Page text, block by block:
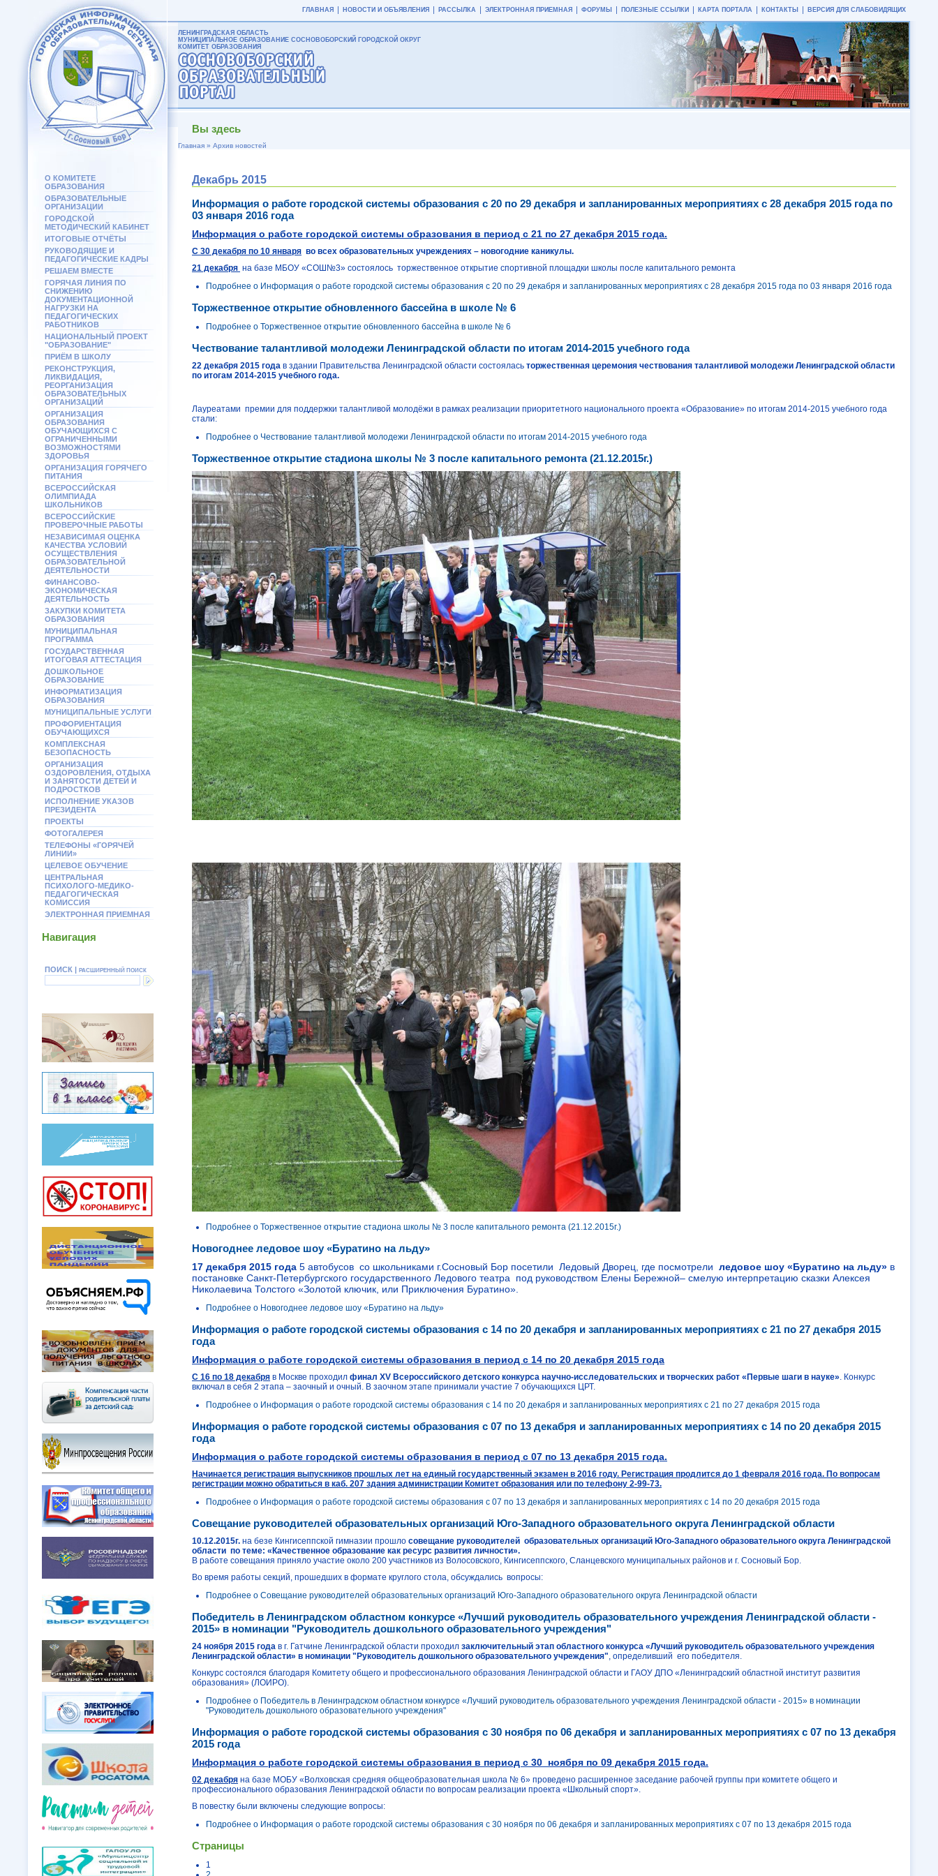
О КОМИТЕТЕ
ОБРАЗОВАНИЯ
ОБРАЗОВАТЕЛЬНЫЕ
ОРГАНИЗАЦИИ
ГОРОДСКОЙ
МЕТОДИЧЕСКИЙ КАБИНЕТ
ИТОГОВЫЕ ОТЧЁТЫ
РУКОВОДЯЩИЕ И
ПЕДАГОГИЧЕСКИЕ КАДРЫ
РЕШАЕМ ВМЕСТЕ
ГОРЯЧАЯ ЛИНИЯ ПО
СНИЖЕНИЮ
ДОКУМЕНТАЦИОННОЙ
НАГРУЗКИ НА
ПЕДАГОГИЧЕСКИХ
РАБОТНИКОВ
НАЦИОНАЛЬНЫЙ ПРОЕКТ
"ОБРАЗОВАНИЕ"
ПРИЁМ В ШКОЛУ
РЕКОНСТРУКЦИЯ,
ЛИКВИДАЦИЯ,
РЕОРГАНИЗАЦИЯ
ОБРАЗОВАТЕЛЬНЫХ
ОРГАНИЗАЦИЙ
ОРГАНИЗАЦИЯ
ОБРАЗОВАНИЯ
ОБУЧАЮЩИХСЯ С
ОГРАНИЧЕННЫМИ
ВОЗМОЖНОСТЯМИ
ЗДОРОВЬЯ
ОРГАНИЗАЦИЯ ГОРЯЧЕГО
ПИТАНИЯ
ВСЕРОССИЙСКАЯ
ОЛИМПИАДА
ШКОЛЬНИКОВ
ВСЕРОССИЙСКИЕ
ПРОВЕРОЧНЫЕ РАБОТЫ
НЕЗАВИСИМАЯ ОЦЕНКА
КАЧЕСТВА УСЛОВИЙ
ОСУЩЕСТВЛЕНИЯ
ОБРАЗОВАТЕЛЬНОЙ
ДЕЯТЕЛЬНОСТИ
ФИНАНСОВО-
ЭКОНОМИЧЕСКАЯ
ДЕЯТЕЛЬНОСТЬ
ЗАКУПКИ КОМИТЕТА
ОБРАЗОВАНИЯ
МУНИЦИПАЛЬНАЯ
ПРОГРАММА
ГОСУДАРСТВЕННАЯ
ИТОГОВАЯ АТТЕСТАЦИЯ
ДОШКОЛЬНОЕ
ОБРАЗОВАНИЕ
ИНФОРМАТИЗАЦИЯ
ОБРАЗОВАНИЯ
МУНИЦИПАЛЬНЫЕ УСЛУГИ
ПРОФОРИЕНТАЦИЯ
ОБУЧАЮЩИХСЯ
КОМПЛЕКСНАЯ
БЕЗОПАСНОСТЬ
ОРГАНИЗАЦИЯ
ОЗДОРОВЛЕНИЯ, ОТДЫХА
И ЗАНЯТОСТИ ДЕТЕЙ И
ПОДРОСТКОВ
ИСПОЛНЕНИЕ УКАЗОВ
ПРЕЗИДЕНТА
ПРОЕКТЫ
ФОТОГАЛЕРЕЯ
ТЕЛЕФОНЫ «ГОРЯЧЕЙ
ЛИНИИ»
ЦЕЛЕВОЕ ОБУЧЕНИЕ
ЦЕНТРАЛЬНАЯ
ПСИХОЛОГО-МЕДИКО-
ПЕДАГОГИЧЕСКАЯ
КОМИССИЯ
ЭЛЕКТРОННАЯ ПРИЕМНАЯ
Навигация
ПОИСК | РАСШИРЕННЫЙ ПОИСК
ГЛАВНАЯ НОВОСТИ И ОБЪЯВЛЕНИЯ РАССЫЛКА ЭЛЕКТРОННАЯ ПРИЕМНАЯ ФОРУМЫ ПОЛЕЗНЫЕ ССЫЛКИ КАРТА ПОРТАЛА КОНТАКТЫ ВЕРСИЯ ДЛЯ СЛАБОВИДЯЩИХ
ЛЕНИНГРАДСКАЯ ОБЛАСТЬ
МУНИЦИПАЛЬНОЕ ОБРАЗОВАНИЕ СОСНОВОБОРСКИЙ ГОРОДСКОЙ ОКРУГ
КОМИТЕТ ОБРАЗОВАНИЯ
Вы здесь
Главная » Архив новостей
Декабрь 2015
Информация о работе городской системы образования с 20 по 29 декабря и запланированных мероприятиях с 28 декабря 2015 года по
03 января 2016 года
Информация о работе городской системы образования в период с 21 по 27 декабря 2015 года.
С 30 декабря по 10 января во всех образовательных учреждениях – новогодние каникулы.
21 декабря на базе МБОУ «СОШ№3» состоялось торжественное открытие спортивной площадки школы после капитального ремонта
Подробнее о Информация о работе городской системы образования с 20 по 29 декабря и запланированных мероприятиях с 28 декабря 2015 года по 03 января 2016 года
Торжественное открытие обновленного бассейна в школе № 6
Подробнее о Торжественное открытие обновленного бассейна в школе № 6
Чествование талантливой молодежи Ленинградской области по итогам 2014-2015 учебного года
22 декабря 2015 года в здании Правительства Ленинградской области состоялась торжественная церемония чествования талантливой молодежи Ленинградской области
по итогам 2014-2015 учебного года.
Лауреатами премии для поддержки талантливой молодёжи в рамках реализации приоритетного национального проекта «Образование» по итогам 2014-2015 учебного года
стали:
Подробнее о Чествование талантливой молодежи Ленинградской области по итогам 2014-2015 учебного года
Торжественное открытие стадиона школы № 3 после капитального ремонта (21.12.2015г.)
Подробнее о Торжественное открытие стадиона школы № 3 после капитального ремонта (21.12.2015г.)
Новогоднее ледовое шоу «Буратино на льду»
17 декабря 2015 года 5 автобусов со школьниками г.Сосновый Бор посетили Ледовый Дворец, где посмотрели ледовое шоу «Буратино на льду» в
постановке Санкт-Петербургского государственного Ледового театра под руководством Елены Бережной– смелую интерпретацию сказки Алексея
Николаевича Толстого «Золотой ключик, или Приключения Буратино».
Подробнее о Новогоднее ледовое шоу «Буратино на льду»
Информация о работе городской системы образования с 14 по 20 декабря и запланированных мероприятиях с 21 по 27 декабря 2015
года
Информация о работе городской системы образования в период с 14 по 20 декабря 2015 года
С 16 по 18 декабря в Москве проходил финал XV Всероссийского детского конкурса научно-исследовательских и творческих работ «Первые шаги в науке». Конкурс
включал в себя 2 этапа – заочный и очный. В заочном этапе принимали участие 7 обучающихся ЦРТ.
Подробнее о Информация о работе городской системы образования с 14 по 20 декабря и запланированных мероприятиях с 21 по 27 декабря 2015 года
Информация о работе городской системы образования с 07 по 13 декабря и запланированных мероприятиях с 14 по 20 декабря 2015
года
Информация о работе городской системы образования в период с 07 по 13 декабря 2015 года.
Начинается регистрация выпускников прошлых лет на единый государственный экзамен в 2016 году. Регистрация продлится до 1 февраля 2016 года. По вопросам
регистрации можно обратиться в каб. 207 здания администрации Комитет образования или по телефону 2-99-73.
Подробнее о Информация о работе городской системы образования с 07 по 13 декабря и запланированных мероприятиях с 14 по 20 декабря 2015 года
Совещание руководителей образовательных организаций Юго-Западного образовательного округа Ленинградской области
10.12.2015г. на безе Кингисеппской гимназии прошло совещание руководителей образовательных организаций Юго-Западного образовательного округа Ленинградской
области по теме: «Качественное образование как ресурс развития личности».
В работе совещания приняло участие около 200 участников из Волосовского, Кингисеппского, Сланцевского муниципальных районов и г. Сосновый Бор.
Во время работы секций, прошедших в формате круглого стола, обсуждались вопросы:
Подробнее о Совещание руководителей образовательных организаций Юго-Западного образовательного округа Ленинградской области
Победитель в Ленинградском областном конкурсе «Лучший руководитель образовательного учреждения Ленинградской области -
2015» в номинации "Руководитель дошкольного образовательного учреждения"
24 ноября 2015 года в г. Гатчине Ленинградской области проходил заключительный этап областного конкурса «Лучший руководитель образовательного учреждения
Ленинградской области» в номинации "Руководитель дошкольного образовательного учреждения", определивший его победителя.
Конкурс состоялся благодаря Комитету общего и профессионального образования Ленинградской области и ГАОУ ДПО «Ленинградский областной институт развития
образования» (ЛОИРО).
Подробнее о Победитель в Ленинградском областном конкурсе «Лучший руководитель образовательного учреждения Ленинградской области - 2015» в номинации
"Руководитель дошкольного образовательного учреждения"
Информация о работе городской системы образования с 30 ноября по 06 декабря и запланированных мероприятиях с 07 по 13 декабря
2015 года
Информация о работе городской системы образования в период с 30 ноября по 09 декабря 2015 года.
02 декабря на базе МОБУ «Волховская средняя общеобразовательная школа № 6» проведено расширенное заседание рабочей группы при комитете общего и
профессионального образования Ленинградской области по вопросам реализации проекта «Школьный спорт».
В повестку были включены следующие вопросы:
Подробнее о Информация о работе городской системы образования с 30 ноября по 06 декабря и запланированных мероприятиях с 07 по 13 декабря 2015 года
Страницы
1